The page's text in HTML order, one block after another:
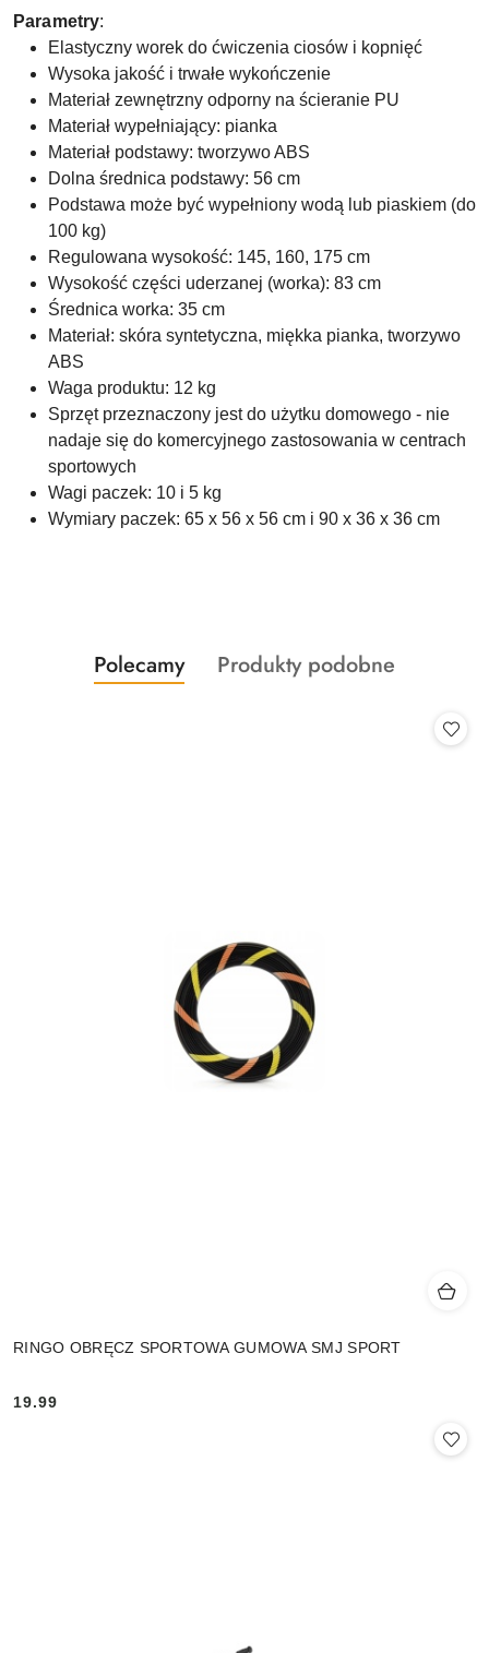
Parametry:
Elastyczny worek do ćwiczenia ciosów i kopnięć
Wysoka jakość i trwałe wykończenie
Materiał zewnętrzny odporny na ścieranie PU
Materiał wypełniający: pianka
Materiał podstawy: tworzywo ABS
Dolna średnica podstawy: 56 cm
Podstawa może być wypełniony wodą lub piaskiem (do
100 kg)
Regulowana wysokość: 145, 160, 175 cm
Wysokość części uderzanej (worka): 83 cm
Średnica worka: 35 cm
Materiał: skóra syntetyczna, miękka pianka, tworzywo
ABS
Waga produktu: 12 kg
Sprzęt przeznaczony jest do użytku domowego - nie
nadaje się do komercyjnego zastosowania w centrach
sportowych
Wagi paczek: 10 i 5 kg
Wymiary paczek: 65 x 56 x 56 cm i 90 x 36 x 36 cm
Pomiń karuzelę produktów
Produkty
o
Polecamy
Produkty
Produkty podobne
RINGO OBRĘCZ SPORTOWA GUMOWA SMJ SPORT
Cena:
19.99